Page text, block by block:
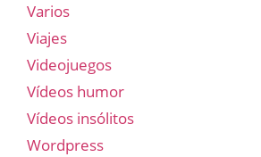
Varios
Viajes
Videojuegos
Vídeos humor
Vídeos insólitos
Wordpress